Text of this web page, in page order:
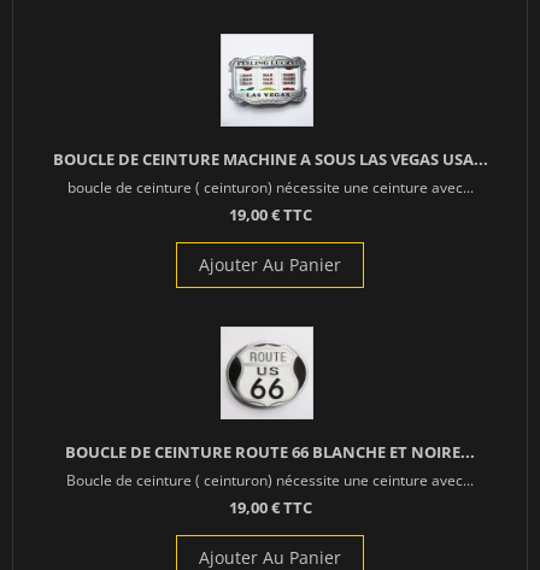
BOUCLE DE CEINTURE MACHINE A SOUS LAS VEGAS USA...
boucle de ceinture ( ceinturon) nécessite une ceinture avec...
19,00 € TTC
Ajouter Au Panier
BOUCLE DE CEINTURE ROUTE 66 BLANCHE ET NOIRE...
Boucle de ceinture ( ceinturon) nécessite une ceinture avec...
19,00 € TTC
Ajouter Au Panier